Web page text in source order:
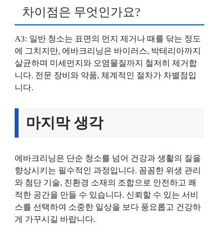
차이점은 무엇인가요?
A3: 일반 청소는 표면의 먼지 제거나 때를 닦는 정도
에 그치지만, 에바크리닝은 바이러스, 박테리아까지
살균하며 미세먼지와 오염물질까지 철저히 제거합
니다. 전문 장비와 약품, 체계적인 절차가 차별점입
니다.
마지막 생각
에바크리닝은 단순 청소를 넘어 건강과 생활의 질을
향상시키는 필수적인 과정입니다. 꼼꼼한 위생 관리
와 첨단 기술, 친환경 소재의 조합으로 안전하고 쾌
적한 공간을 만들 수 있습니다. 신뢰할 수 있는 서비
스를 선택하여 소중한 일상을 보다 풍요롭고 건강하
게 가꾸시길 바랍니다.